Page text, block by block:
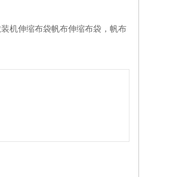
机伸缩布袋帆布伸缩布袋，帆布